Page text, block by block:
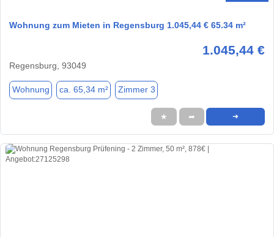
Wohnung zum Mieten in Regensburg 1.045,44 € 65.34 m²
1.045,44 €
Regensburg, 93049
Wohnung ca. 65,34 m² Zimmer 3
★ ➦ ➜